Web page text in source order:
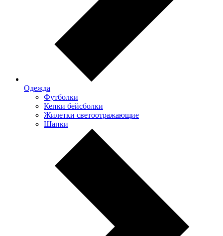
Одежда
Футболки
Кепки бейсболки
Жилетки светоотражающие
Шапки